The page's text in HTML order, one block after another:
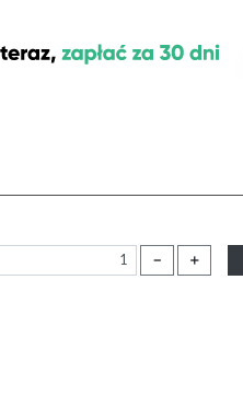
－ ＋